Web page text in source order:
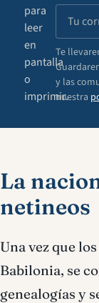
para
leer
en
pantalla
o
imprimir.
Te
y las
nuestra
La
netineos
Una vez que
Babilonia, se
genealogías y